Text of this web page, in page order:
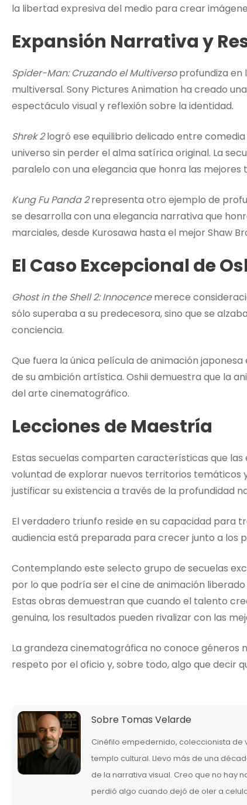
la libertad expresiva del medio para crear
Expansión Narrativa y
Spider-Man: Cruzando el Multiversoprofundiza en
multiversal. Sony Pictures Animation ha creado
espectáculo visual y reflexión sobre la identidad.
Shrek 2logró ese equilibrio delicado entre
universo sin perder el alma satírica original. La
paralelo con una elegancia que honra las mejores
Kung Fu Panda 2representa otro ejemplo de
se desarrolla con una elegancia narrativa que
marciales, desde Kurosawa hasta el mejor Shaw
El Caso Excepcional de
Ghost in the Shell 2: Innocencemerece
sólo superaba a su predecesora, sino que se
conciencia.
Que fuera la única película de animación
de su ambición artística. Oshii demuestra que la
del arte cinematográfico.
Lecciones de Maestría
Estas secuelas comparten características que
voluntad de explorar nuevos territorios temáticos
justificar su existencia a través de la profundidad
El verdadero triunfo reside en su capacidad para
audiencia está preparada para crecer junto a los
Contemplando este selecto grupo de secuelas
por lo que podría ser el cine de animación
Estas obras demuestran que cuando el talento
genuina, los resultados pueden rivalizar con las
La grandeza cinematográfica no conoce géneros
respeto por el oficio y, sobre todo, algo que decir
Sobre Tomas Velarde
Cinéfilo empedernido, coleccionista de
templo cultural. Llevo más de una
de la narrativa visual. Creo que no hay
perdió algo cuando dejó de oler a